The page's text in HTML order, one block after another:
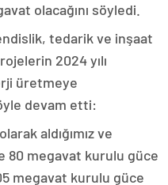
olacağını söyledi.
tedarik ve inşaat
2024 yılı
üretmeye
devam etti:
aldığımız ve
80 megavat kurulu güce
megavat kurulu güce